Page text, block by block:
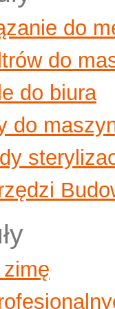
do
do
do biura
do